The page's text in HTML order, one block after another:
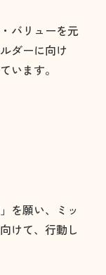
バリューを元
ダーに向け
います。
を願い、ミッ
けて、行動し